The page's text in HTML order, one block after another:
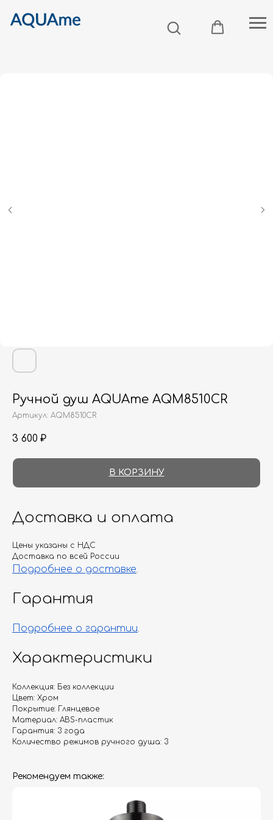
Ручной душ AQUAme AQM8510CR
Артикул: AQM8510CR
3 600 ₽
В КОРЗИНУ
Доставка и оплата
Цены указаны с НДС
Доставка по всей России
Подробнее о доставке.
Гарантия
Подробнее о гарантии.
Характеристики
Коллекция: Без коллекции
Цвет: Хром
Покрытие: Глянцевое
Материал: ABS-пластик
Гарантия: 3 года
Количество режимов ручного душа: 3
Рекомендуем также: